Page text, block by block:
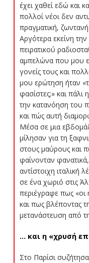
έχει χαθεί εδώ και
πολλοί νέοι δεν
πραγματική,
Αργότερα εκείνη
πειρατικού
αμπελώνα που μου
γονείς τους και
μου ερώτηση ήταν
φασίστες;» και
την κατανόηση του
και πώς αυτή
Μέσα σε μια
μίλησαν για τη
στους μαύρους και
φαίνονταν
αντίστοιχη ιταλική
σε ένα χωριό στις
περιέγραφε πως «οι
και πως βλέποντας
μετανάστευση από
… και η «χρυσή
Στο Παρίσι